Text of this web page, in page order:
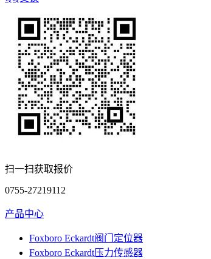
扫一扫获取报价
0755-27219112
产品中心
Foxboro Eckardt阀门定位器
Foxboro Eckardt压力传感器